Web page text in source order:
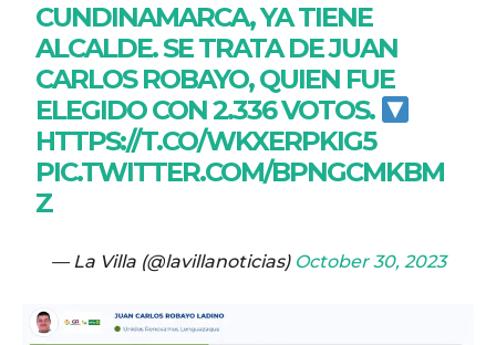
CUNDINAMARCA, YA TIENE
ALCALDE. SE TRATA DE JUAN
CARLOS ROBAYO, QUIEN FUE
ELEGIDO CON 2.336 VOTOS.
HTTPS://T.CO/WKXERPKIG5
PIC.TWITTER.COM/BPNGCMKBM
Z
— La Villa (@lavillanoticias) October 30, 2023